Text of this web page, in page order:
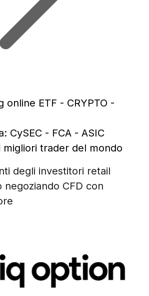
online ETF - CRYPTO -
CySEC - FCA - ASIC
migliori trader del mondo
degli investitori retail
negoziando CFD con